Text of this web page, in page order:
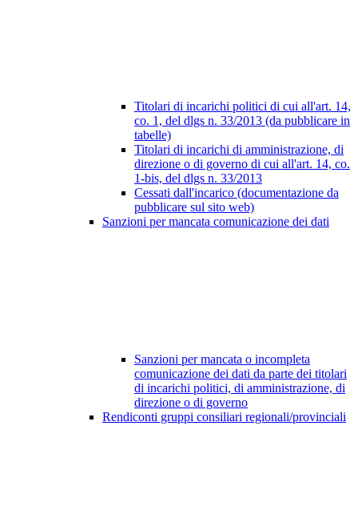
Titolari di incarichi politici di cui all'art. 14,
co. 1, del dlgs n. 33/2013 (da pubblicare in
tabelle)
Titolari di incarichi di amministrazione, di
direzione o di governo di cui all'art. 14, co.
1-bis, del dlgs n. 33/2013
Cessati dall'incarico (documentazione da
pubblicare sul sito web)
Sanzioni per mancata comunicazione dei dati
Sanzioni per mancata o incompleta
comunicazione dei dati da parte dei titolari
di incarichi politici, di amministrazione, di
direzione o di governo
Rendiconti gruppi consiliari regionali/provinciali